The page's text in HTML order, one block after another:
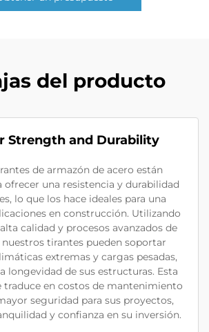
del producto
Strength and Durability
de armazón de acero están
ofrecer una resistencia y durabilidad
lo que los hace ideales para una
en construcción. Utilizando
calidad y procesos avanzados de
tirantes pueden soportar
extremas y cargas pesadas,
longevidad de sus estructuras. Esta
traduce en costos de mantenimiento
seguridad para sus proyectos,
y confianza en su inversión.